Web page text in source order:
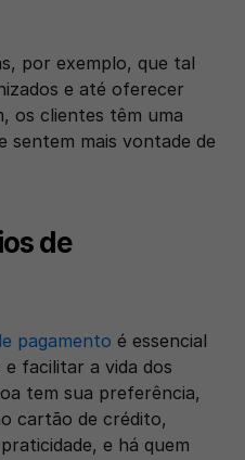
por exemplo, que tal
e até oferecer
os clientes têm uma
sentem mais vontade de
de
pagamento é essencial
facilitar a vida dos
tem sua preferência,
cartão de crédito,
e há quem